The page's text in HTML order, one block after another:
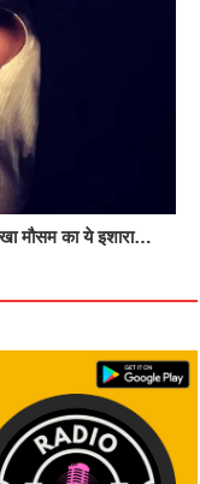
मौसम का ये इशारा…